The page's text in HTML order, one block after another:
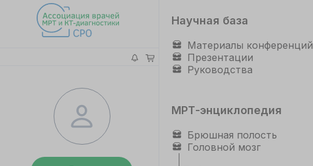
Научная база
Материалы конференций
Презентации
Руководства
МРТ-энциклопедия
Брюшная полость
Головной мозг